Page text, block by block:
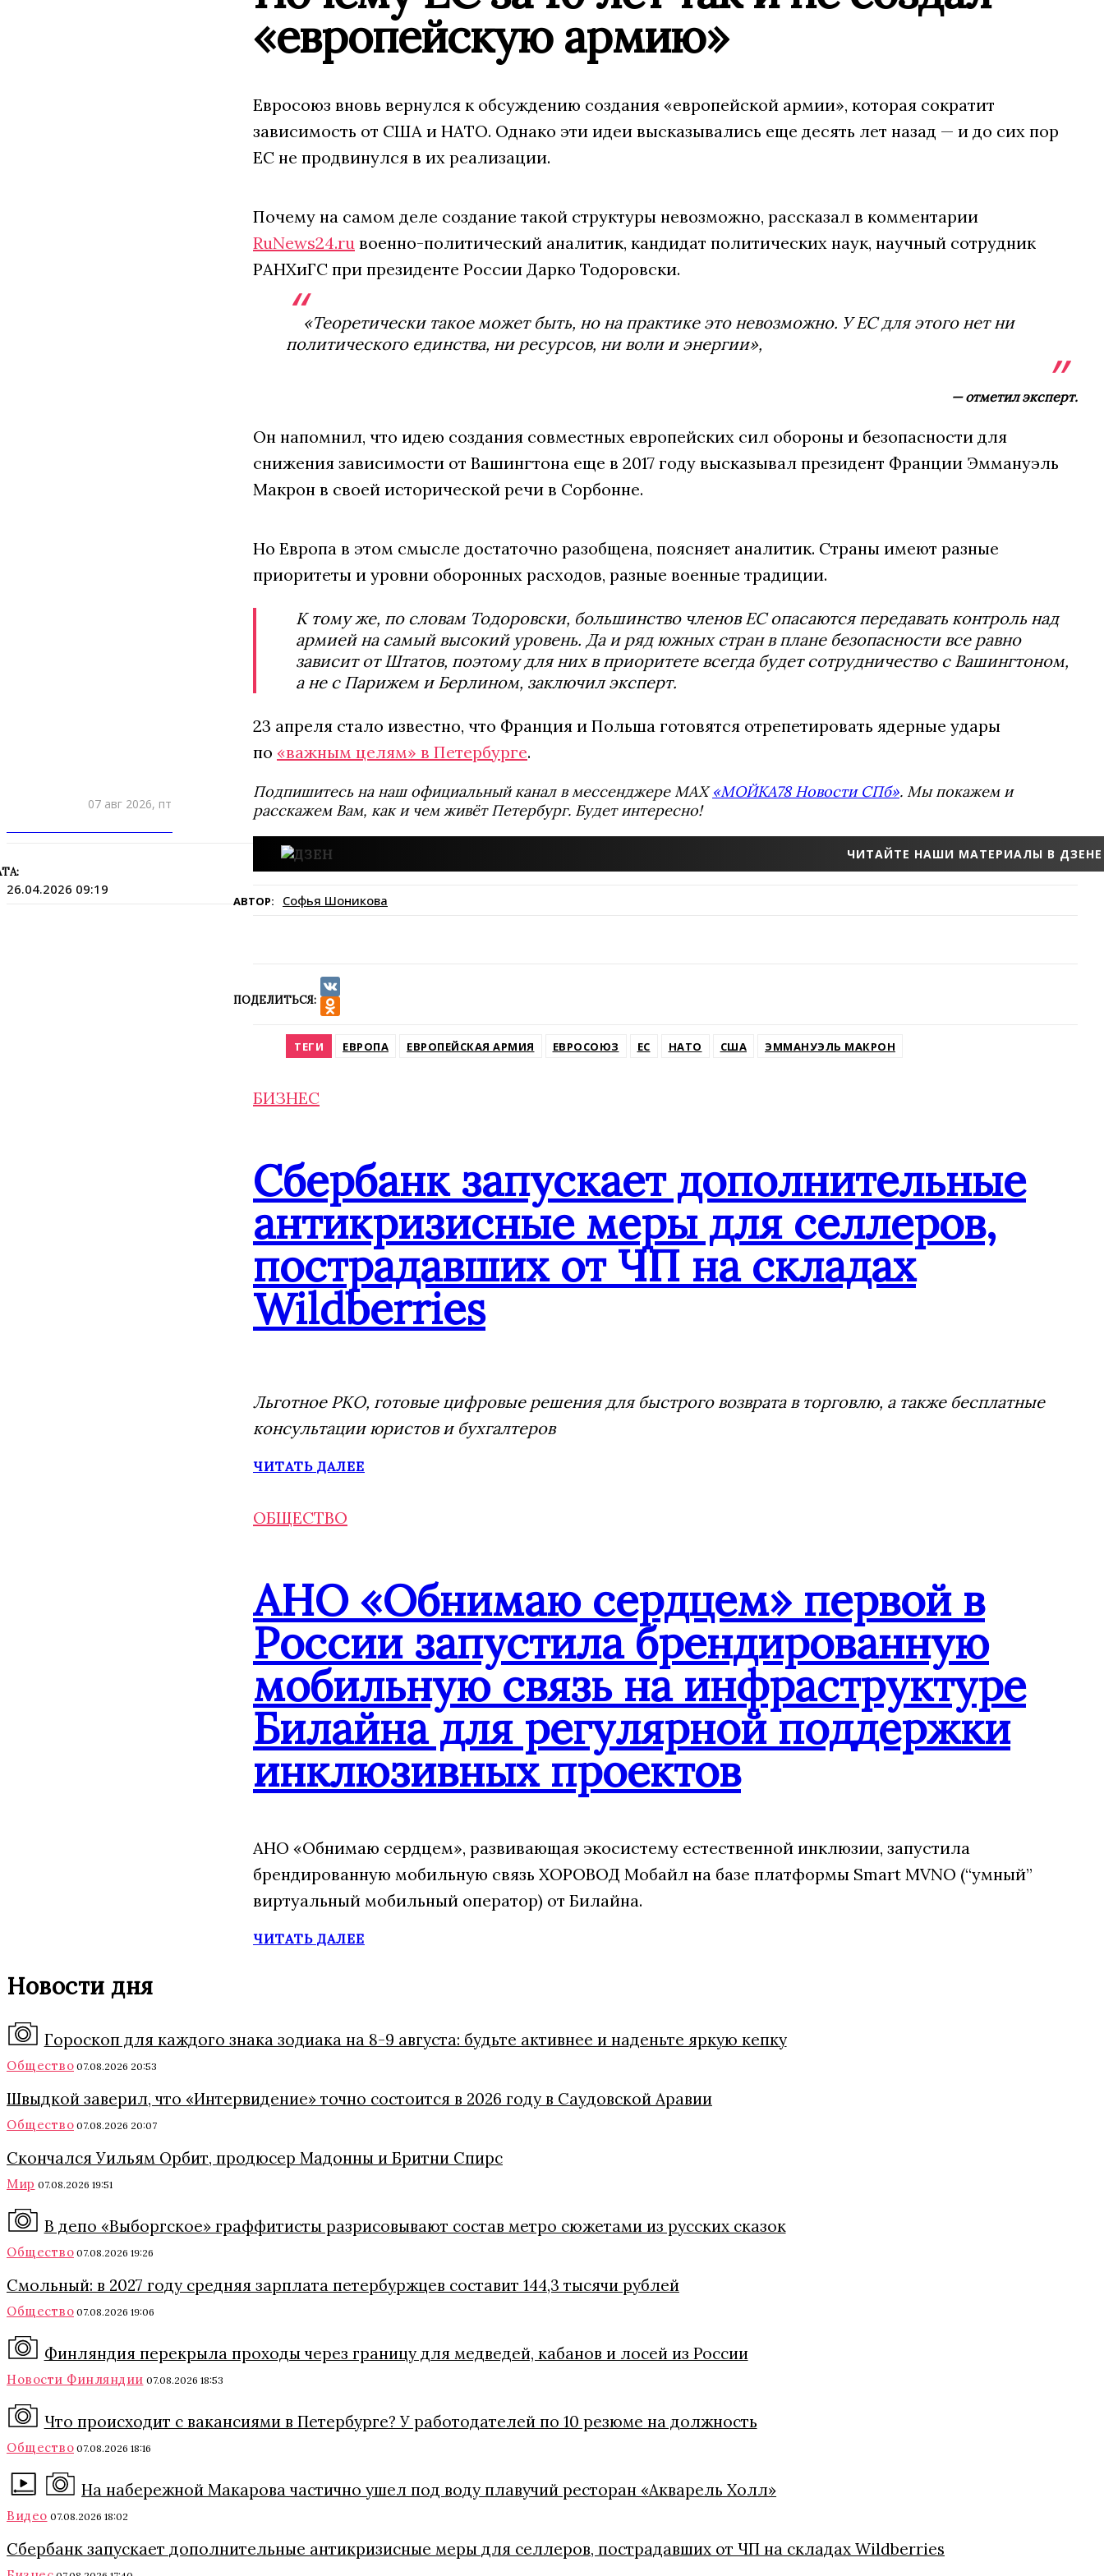
07 авг 2026, пт
26.04.2026 09:19
«европейскую армию»
Евросоюз вновь вернулся к обсуждению создания «европейской армии», которая сократит
зависимость от США и НАТО. Однако эти идеи высказывались еще десять лет назад — и до сих пор
ЕС не продвинулся в их реализации.
Почему на самом деле создание такой структуры невозможно, рассказал в комментарии
RuNews24.ru военно-политический аналитик, кандидат политических наук, научный сотрудник
РАНХиГС при президенте России Дарко Тодоровски.
«Теоретически такое может быть, но на практике это невозможно. У ЕС для этого нет ни
политического единства, ни ресурсов, ни воли и энергии»,
— отметил эксперт.
Он напомнил, что идею создания совместных европейских сил обороны и безопасности для
снижения зависимости от Вашингтона еще в 2017 году высказывал президент Франции Эммануэль
Макрон в своей исторической речи в Сорбонне.
Но Европа в этом смысле достаточно разобщена, поясняет аналитик. Страны имеют разные
приоритеты и уровни оборонных расходов, разные военные традиции.
К тому же, по словам Тодоровски, большинство членов ЕС опасаются передавать контроль над
армией на самый высокий уровень. Да и ряд южных стран в плане безопасности все равно
зависит от Штатов, поэтому для них в приоритете всегда будет сотрудничество с Вашингтоном,
а не с Парижем и Берлином, заключил эксперт.
23 апреля стало известно, что Франция и Польша готовятся отрепетировать ядерные удары
по «важным целям» в Петербурге.
Подпишитесь на наш официальный канал в мессенджере MAX«МОЙКА78 Новости СПб». Мы покажем и
расскажем Вам, как и чем живёт Петербург. Будет интересно!
ЧИТАЙТЕ НАШИ МАТЕРИАЛЫ В ДЗЕНЕ
АВТОР: Софья Шоникова
ПОДЕЛИТЬСЯ:
VK
ТЕГИ ЕВРОПА ЕВРОПЕЙСКАЯ АРМИЯ ЕВРОСОЮЗ ЕС НАТО США ЭММАНУЭЛЬ МАКРОН
БИЗНЕС
Сбербанк запускает дополнительные
антикризисные меры для селлеров,
пострадавших от ЧП на складах
Wildberries
Льготное РКО, готовые цифровые решения для быстрого возврата в торговлю, а также бесплатные
консультации юристов и бухгалтеров
ЧИТАТЬ ДАЛЕЕ
ОБЩЕСТВО
АНО «Обнимаю сердцем» первой в
России запустила брендированную
мобильную связь на инфраструктуре
Билайна для регулярной поддержки
инклюзивных проектов
АНО «Обнимаю сердцем», развивающая экосистему естественной инклюзии, запустила
брендированную мобильную связь ХОРОВОД Мобайл на базе платформы Smart MVNO (“умный”
виртуальный мобильный оператор) от Билайна.
ЧИТАТЬ ДАЛЕЕ
Новости дня
Гороскоп для каждого знака зодиака на 8-9 августа: будьте активнее и наденьте яркую кепку
Общество 07.08.2026 20:53
Швыдкой заверил, что «Интервидение» точно состоится в 2026 году в Саудовской Аравии
Общество 07.08.2026 20:07
Скончался Уильям Орбит, продюсер Мадонны и Бритни Спирс
Мир 07.08.2026 19:51
В депо «Выборгское» граффитисты разрисовывают состав метро сюжетами из русских сказок
Общество 07.08.2026 19:26
Смольный: в 2027 году средняя зарплата петербуржцев составит 144,3 тысячи рублей
Общество 07.08.2026 19:06
Финляндия перекрыла проходы через границу для медведей, кабанов и лосей из России
Новости Финляндии 07.08.2026 18:53
Что происходит с вакансиями в Петербурге? У работодателей по 10 резюме на должность
Общество 07.08.2026 18:16
На набережной Макарова частично ушел под воду плавучий ресторан «Акварель Холл»
Видео 07.08.2026 18:02
Сбербанк запускает дополнительные антикризисные меры для селлеров, пострадавших от ЧП на складах Wildberries